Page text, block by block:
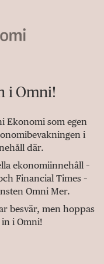
i Omni!
Ekonomi som egen
i
där.
ekonomiinnehåll –
Financial Times –
Omni Mer.
besvär, men hoppas
i Omni!